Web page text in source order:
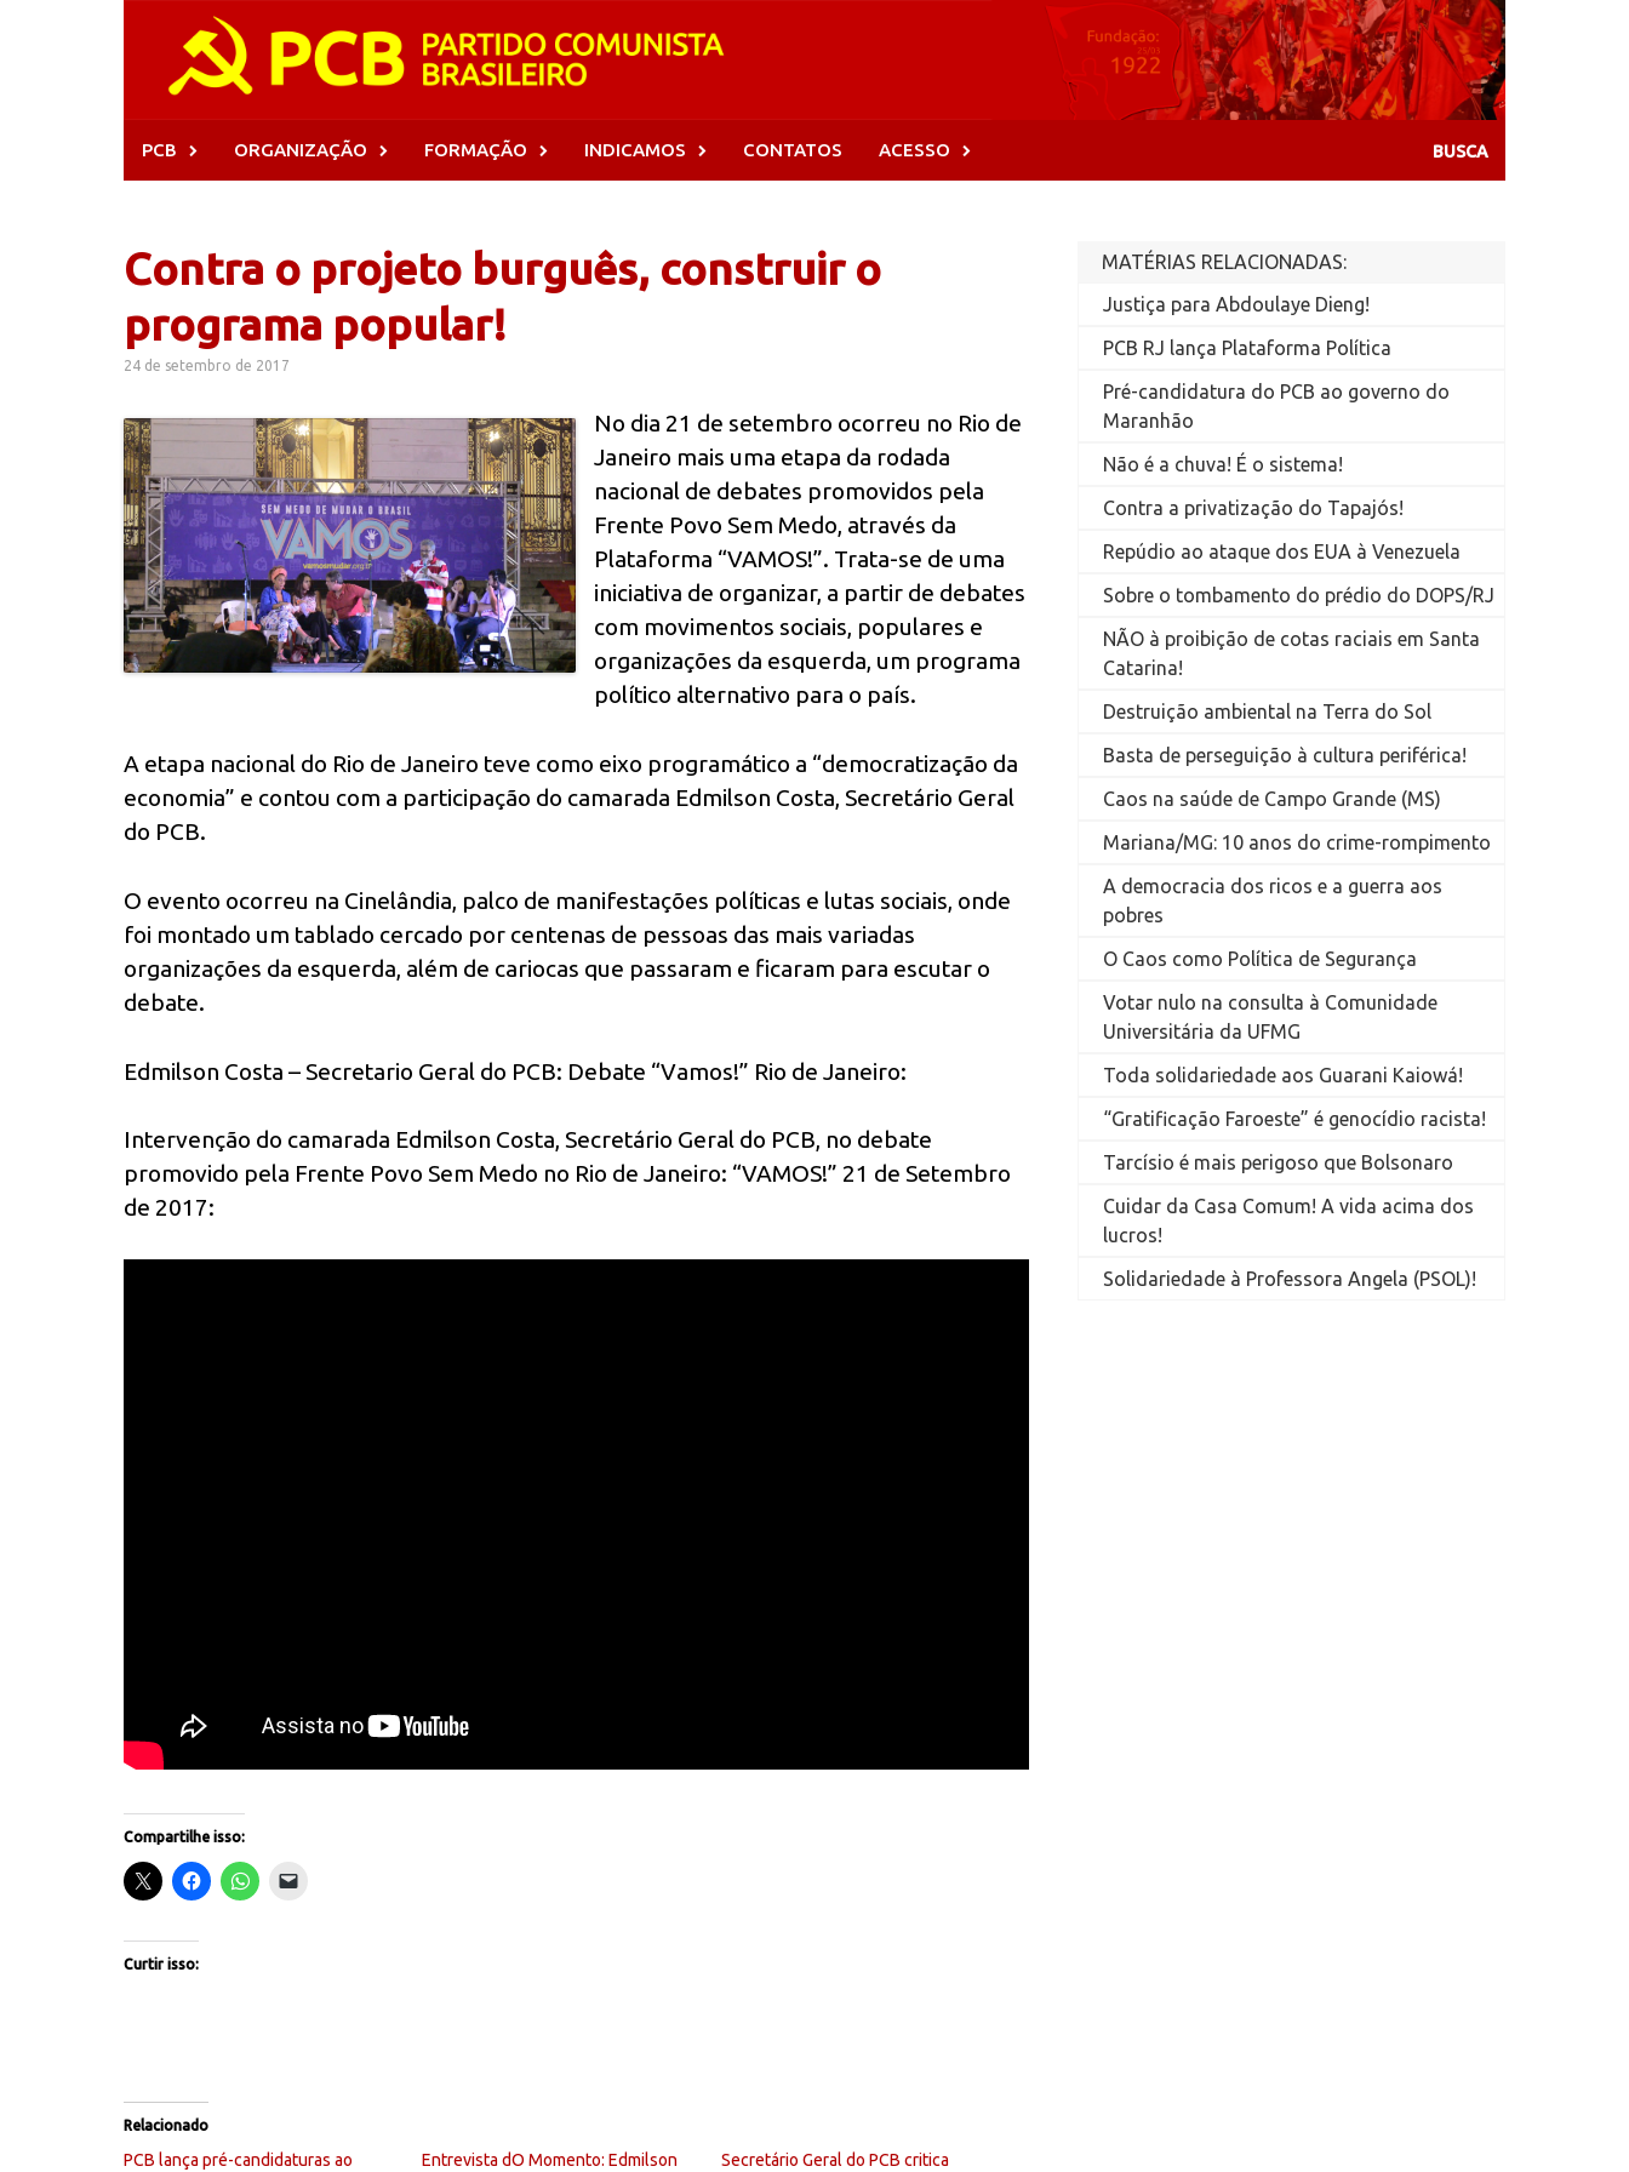
PCB ORGANIZAÇÃO FORMAÇÃO INDICAMOS CONTATOS ACESSO
Contra o projeto burguês, construir o
programa popular!
24 de setembro de 2017
No dia 21 de setembro ocorreu no Rio de
Janeiro mais uma etapa da rodada
nacional de debates promovidos pela
Frente Povo Sem Medo, através da
Plataforma “VAMOS!”. Trata-se de uma
iniciativa de organizar, a partir de debates
com movimentos sociais, populares e
organizações da esquerda, um programa
político alternativo para o país.
A etapa nacional do Rio de Janeiro teve como eixo programático a “democratização da
economia” e contou com a participação do camarada Edmilson Costa, Secretário Geral
do PCB.
O evento ocorreu na Cinelândia, palco de manifestações políticas e lutas sociais, onde
foi montado um tablado cercado por centenas de pessoas das mais variadas
organizações da esquerda, além de cariocas que passaram e ficaram para escutar o
debate.
Edmilson Costa – Secretario Geral do PCB: Debate “Vamos!” Rio de Janeiro:
Intervenção do camarada Edmilson Costa, Secretário Geral do PCB, no debate
promovido pela Frente Povo Sem Medo no Rio de Janeiro: “VAMOS!” 21 de Setembro
de 2017:
Compartilhe isso:
Curtir isso:
Relacionado
PCB lança pré-candidaturas ao
Entrevista dO Momento: Edmilson
Secretário Geral do PCB critica
MATÉRIAS RELACIONADAS:
Justiça para Abdoulaye Dieng!
PCB RJ lança Plataforma Política
Pré-candidatura do PCB ao governo do
Maranhão
Não é a chuva! É o sistema!
Contra a privatização do Tapajós!
Repúdio ao ataque dos EUA à Venezuela
Sobre o tombamento do prédio do DOPS/RJ
NÃO à proibição de cotas raciais em Santa
Catarina!
Destruição ambiental na Terra do Sol
Basta de perseguição à cultura periférica!
Caos na saúde de Campo Grande (MS)
Mariana/MG: 10 anos do crime-rompimento
A democracia dos ricos e a guerra aos
pobres
O Caos como Política de Segurança
Votar nulo na consulta à Comunidade
Universitária da UFMG
Toda solidariedade aos Guarani Kaiowá!
“Gratificação Faroeste” é genocídio racista!
Tarcísio é mais perigoso que Bolsonaro
Cuidar da Casa Comum! A vida acima dos
lucros!
Solidariedade à Professora Angela (PSOL)!